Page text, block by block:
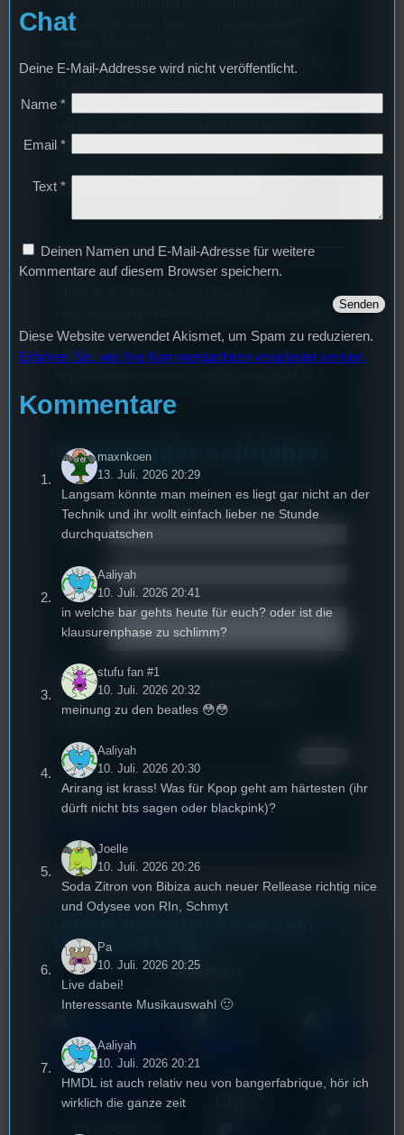
II ist Barbarossas Enkel…) nachzuvollziehen,
Grabstätten in Südspanien entdeckt sowie die
Außerdem könnt ihr eure Timewarp-Kenntnisse
stellen, Empfehlungen für Gesellschaftsspiele
Studentenfunk-Studioqualität freuen.
Musik:
Link: https://incompetech.filmmusic.io/song/5764-
study-and-relax
License:
Kommentar schreiben
Deine E-Mail-Addresse wird nicht veröffentlicht.
Name*
Email*
Text*
Deinen Namen und E-Mail-Adresse für
weitere Kommentare auf diesem Browser
Diese Website verwendet Akismet, um Spam zu
reduzieren.Erfahren Sie, wie Ihre
Hören und Lesen
Alle Posts
mic [S1/E14]
2026
Chat
Deine E-Mail-Addresse wird nicht veröffentlicht.
Name *
Email *
Text *
Deinen Namen und E-Mail-Adresse für weitere
Kommentare auf diesem Browser speichern.
Diese Website verwendet Akismet, um Spam zu reduzieren.
Erfahren Sie, wie Ihre Kommentardaten verarbeitet werden.
Kommentare
maxnkoen
13. Juli. 2026 20:29
Langsam könnte man meinen es liegt gar nicht an der
Technik und ihr wollt einfach lieber ne Stunde
durchquatschen
Aaliyah
10. Juli. 2026 20:41
in welche bar gehts heute für euch? oder ist die
klausurenphase zu schlimm?
stufu fan #1
10. Juli. 2026 20:32
meinung zu den beatles 😳😳
Aaliyah
10. Juli. 2026 20:30
Arirang ist krass! Was für Kpop geht am härtesten (ihr
dürft nicht bts sagen oder blackpink)?
Joelle
10. Juli. 2026 20:26
Soda Zitron von Bibiza auch neuer Rellease richtig nice
und Odysee von RIn, Schmyt
Pa
10. Juli. 2026 20:25
Live dabei!
Interessante Musikauswahl 🙂
Aaliyah
10. Juli. 2026 20:21
HMDL ist auch relativ neu von bangerfabrique, hör ich
wirklich die ganze zeit